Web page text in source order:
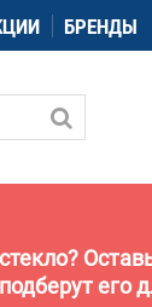
БРЕНДЫ
его